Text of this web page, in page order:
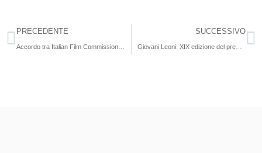
PRECEDENTE SUCCESSIVO
Giovani Leoni: XIX edizione del premio promosso da Rai Pubblicità